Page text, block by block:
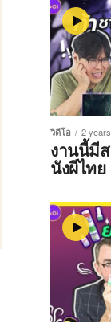
วิดีโอ 2
งานนี้มี
นังผีไทย